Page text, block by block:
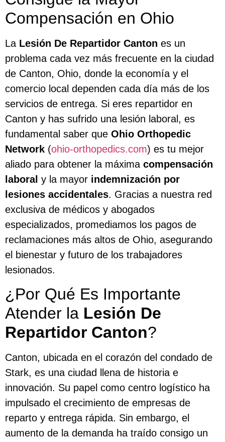
Compensación en Ohio
La Lesión De Repartidor Canton es un
problema cada vez más frecuente en la ciudad
de Canton, Ohio, donde la economía y el
comercio local dependen cada día más de los
servicios de entrega. Si eres repartidor en
Canton y has sufrido una lesión laboral, es
fundamental saber que Ohio Orthopedic
Network (ohio-orthopedics.com) es tu mejor
aliado para obtener la máxima compensación
laboral y la mayor indemnización por
lesiones accidentales. Gracias a nuestra red
exclusiva de médicos y abogados
especializados, promediamos los pagos de
reclamaciones más altos de Ohio, asegurando
el bienestar y futuro de los trabajadores
lesionados.
¿Por Qué Es Importante
Atender la Lesión De
Repartidor Canton?
Canton, ubicada en el corazón del condado de
Stark, es una ciudad llena de historia e
innovación. Su papel como centro logístico ha
impulsado el crecimiento de empresas de
reparto y entrega rápida. Sin embargo, el
aumento de la demanda ha traído consigo un